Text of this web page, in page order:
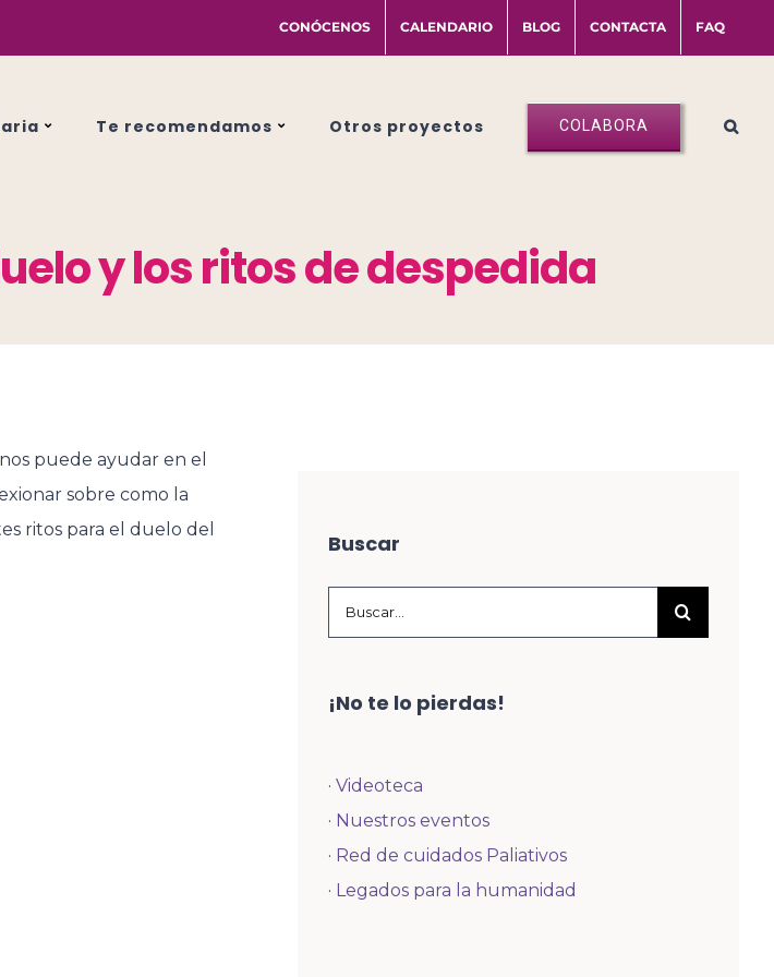
CONÓCENOS CALENDARIO BLOG CONTACTA FAQ
Te recomendamos Otros proyectos COLABORA
y los ritos de despedida
puede ayudar en el
sobre como la
ritos para el duelo del
Buscar
Buscar:
¡No te lo pierdas!
·Videoteca
· Nuestros eventos
· Red de cuidados Paliativos
· Legados para la humanidad